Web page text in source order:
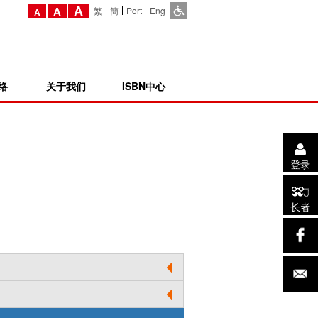
A A A 繁 簡 Port Eng
关于我们 ISBN中心
登录
长者